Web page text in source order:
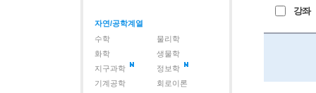
자연/공학계열
수학
물리학
화학
생물학
지구과학
정보학
기계공학
회로이론
강좌